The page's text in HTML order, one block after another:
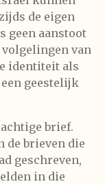
de eigen
geen aanstoot
van
identiteit als
geestelijk
brief.
de brieven die
geschreven,
in die